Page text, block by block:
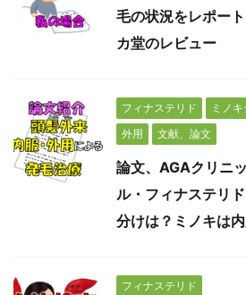
毛の状況をレポー
カ堂のレビュー
フィナステリド ミノ
外用
文献、論文
論文、AGAクリニ
ル・フィナステリ
分けは？ミノキは
フィナステリド